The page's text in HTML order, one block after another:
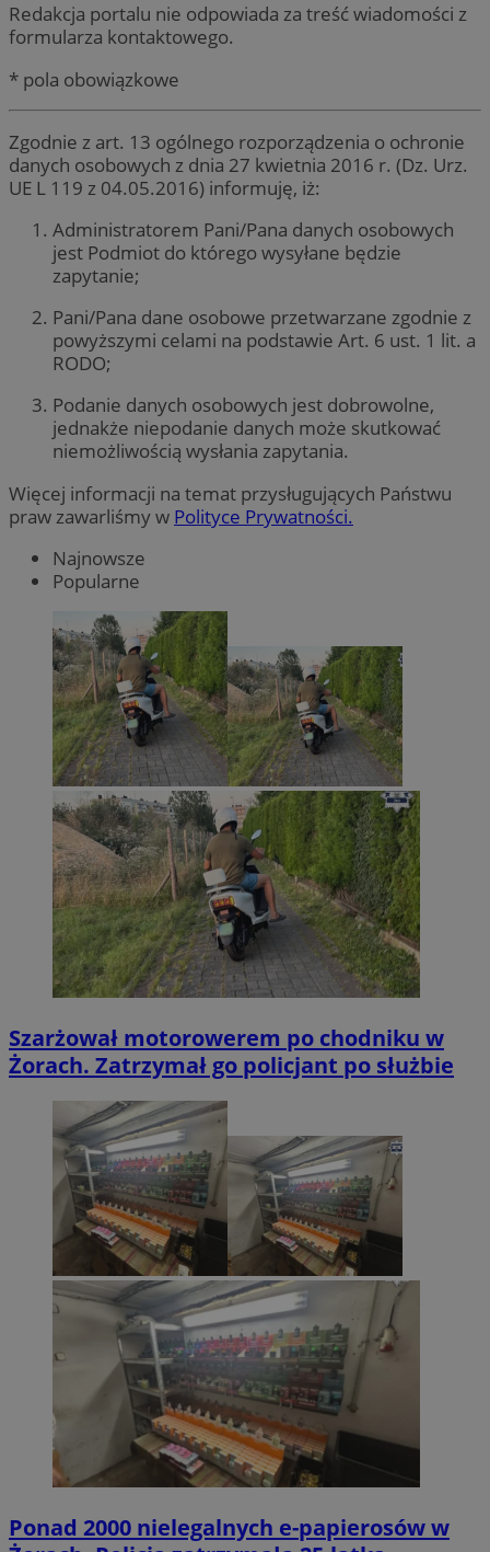
Redakcja portalu nie odpowiada za treść wiadomości z
formularza kontaktowego.
* pola obowiązkowe
Zgodnie z art. 13 ogólnego rozporządzenia o ochronie
danych osobowych z dnia 27 kwietnia 2016 r. (Dz. Urz.
UE L 119 z 04.05.2016) informuję, iż:
Administratorem Pani/Pana danych osobowych
jest Podmiot do którego wysyłane będzie
zapytanie;
Pani/Pana dane osobowe przetwarzane zgodnie z
powyższymi celami na podstawie Art. 6 ust. 1 lit. a
RODO;
Podanie danych osobowych jest dobrowolne,
jednakże niepodanie danych może skutkować
niemożliwością wysłania zapytania.
Więcej informacji na temat przysługujących Państwu
praw zawarliśmy w Polityce Prywatności.
Najnowsze
Popularne
Szarżował motorowerem po chodniku w
Żorach. Zatrzymał go policjant po służbie
Ponad 2000 nielegalnych e-papierosów w